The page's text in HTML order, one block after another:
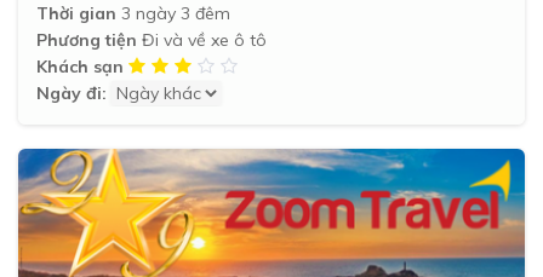
Thời gian 3 ngày 3 đêm
Phương tiện Đi và về xe ô tô
Khách sạn
Ngày đi: